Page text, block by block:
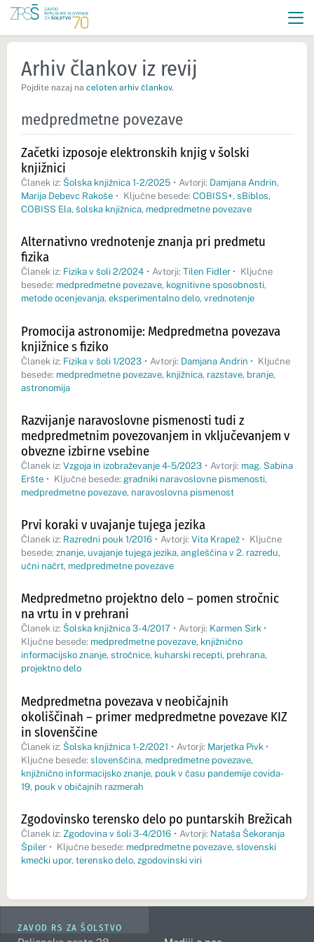
Arhiv člankov iz revij
Pojdite nazaj na celoten arhiv člankov.
medpredmetne povezave
Začetki izposoje elektronskih knjig v šolski
knjižnici
Članek iz: Šolska knjižnica 1-2/2025 • Avtorji: Damjana Andrin,
Marija Debevc Rakoše • Ključne besede: COBISS+, sBiblos,
COBISS Ela, šolska knjižnica, medpredmetne povezave
Alternativno vrednotenje znanja pri predmetu
fizika
Članek iz: Fizika v šoli 2/2024 • Avtorji: Tilen Fidler • Ključne
besede: medpredmetne povezave, kognitivne sposobnosti,
metode ocenjevanja, eksperimentalno delo, vrednotenje
Promocija astronomije: Medpredmetna povezava
knjižnice s fiziko
Članek iz: Fizika v šoli 1/2023 • Avtorji: Damjana Andrin • Ključne
besede: medpredmetne povezave, knjižnica, razstave, branje,
astronomija
Razvijanje naravoslovne pismenosti tudi z
medpredmetnim povezovanjem in vključevanjem v
obvezne izbirne vsebine
Članek iz: Vzgoja in izobraževanje 4-5/2023 • Avtorji: mag. Sabina
Eršte • Ključne besede: gradniki naravoslovne pismenosti,
medpredmetne povezave, naravoslovna pismenost
Prvi koraki v uvajanje tujega jezika
Članek iz: Razredni pouk 1/2016 • Avtorji: Vita Krapež • Ključne
besede: znanje, uvajanje tujega jezika, angleščina v 2. razredu,
učni načrt, medpredmetne povezave
Medpredmetno projektno delo – pomen stročnic
na vrtu in v prehrani
Članek iz: Šolska knjižnica 3-4/2017 • Avtorji: Karmen Sirk •
Ključne besede: medpredmetne povezave, knjižnično
informacijsko znanje, stročnice, kuharski recepti, prehrana,
projektno delo
Medpredmetna povezava v neobičajnih
okoliščinah – primer medpredmetne povezave KIZ
in slovenščine
Članek iz: Šolska knjižnica 1-2/2021 • Avtorji: Marjetka Pivk •
Ključne besede: slovenščina, medpredmetne povezave,
knjižnično informacijsko znanje, pouk v času pandemije covida-
19, pouk v običajnih razmerah
Zgodovinsko terensko delo po puntarskih Brežicah
Članek iz: Zgodovina v šoli 3-4/2016 • Avtorji: Nataša Šekoranja
Špiler • Ključne besede: medpredmetne povezave, slovenski
kmečki upor, terensko delo, zgodovinski viri
ZAVOD RS ZA ŠOLSTVO